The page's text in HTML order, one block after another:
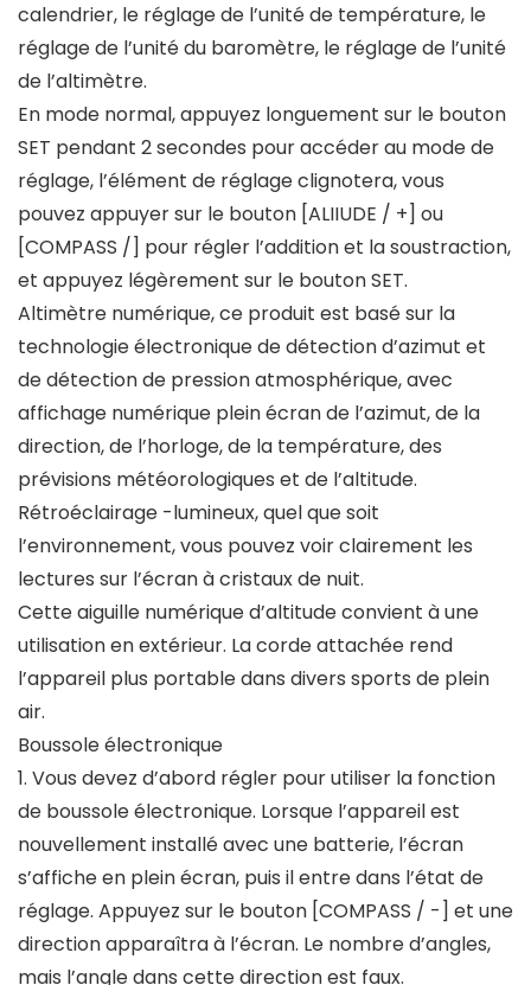
calendrier, le réglage de l’unité de température, le
réglage de l’unité du baromètre, le réglage de l’unité
de l’altimètre.
En mode normal, appuyez longuement sur le bouton
SET pendant 2 secondes pour accéder au mode de
réglage, l’élément de réglage clignotera, vous
pouvez appuyer sur le bouton [ALIIUDE / +] ou
[COMPASS /] pour régler l’addition et la soustraction,
et appuyez légèrement sur le bouton SET.
Altimètre numérique, ce produit est basé sur la
technologie électronique de détection d’azimut et
de détection de pression atmosphérique, avec
affichage numérique plein écran de l’azimut, de la
direction, de l’horloge, de la température, des
prévisions météorologiques et de l’altitude.
Rétroéclairage -lumineux, quel que soit
l’environnement, vous pouvez voir clairement les
lectures sur l’écran à cristaux de nuit.
Cette aiguille numérique d’altitude convient à une
utilisation en extérieur. La corde attachée rend
l’appareil plus portable dans divers sports de plein
air.
Boussole électronique
1. Vous devez d’abord régler pour utiliser la fonction
de boussole électronique. Lorsque l’appareil est
nouvellement installé avec une batterie, l’écran
s’affiche en plein écran, puis il entre dans l’état de
réglage. Appuyez sur le bouton [COMPASS / -] et une
direction apparaîtra à l’écran. Le nombre d’angles,
mais l’angle dans cette direction est faux.